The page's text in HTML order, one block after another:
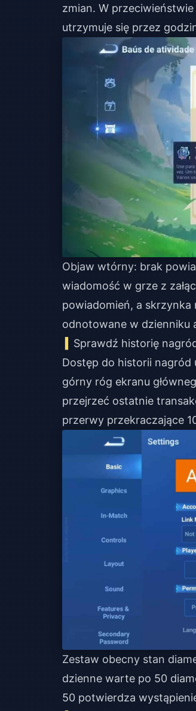
zmian. W
utrzymuje się przez
Objaw wtórny: brak
wiadomość w grze z
powiadomień, a skrzynka
odnotowane w dzienniku
Sprawdź historię
Dostęp do historii nagród
górny róg ekranu
przejrzeć ostatnie
przerwy przekraczające
Zestaw obecny stan
dzienne warte po 50
50 potwierdza